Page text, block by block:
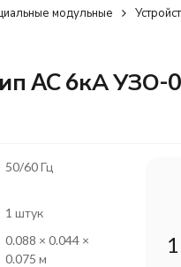
модульные
AC 6кА УЗО-
50/60 Гц
1 штук
0.088 × 0.044 ×
0.075 м